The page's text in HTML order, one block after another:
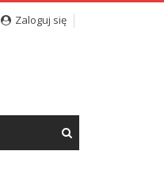
Zaloguj się